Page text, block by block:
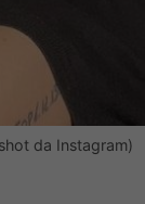
da Instagram)